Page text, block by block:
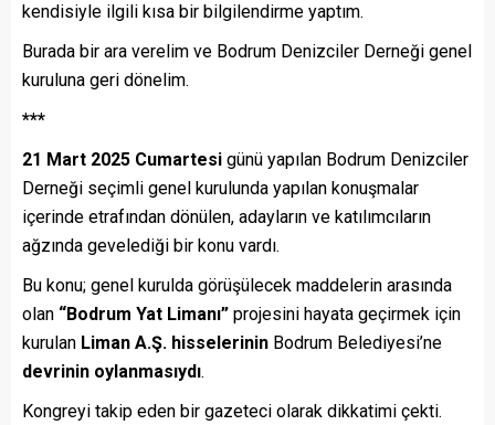
kendisiyle ilgili kısa bir bilgilendirme yaptım.
Burada bir ara verelim ve Bodrum Denizciler Derneği genel
kuruluna geri dönelim.
***
21 Mart 2025 Cumartesi günü yapılan Bodrum Denizciler
Derneği seçimli genel kurulunda yapılan konuşmalar
içerinde etrafından dönülen, adayların ve katılımcıların
ağzında gevelediği bir konu vardı.
Bu konu; genel kurulda görüşülecek maddelerin arasında
olan “Bodrum Yat Limanı” projesini hayata geçirmek için
kurulan Liman A.Ş. hisselerinin Bodrum Belediyesi’ne
devrinin oylanmasıydı.
Kongreyi takip eden bir gazeteci olarak dikkatimi çekti.